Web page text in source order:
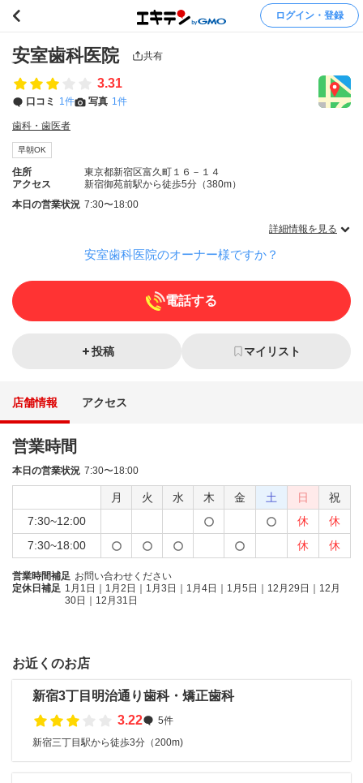
ログイン・登録
安室歯科医院 共有
3.31
口コミ 1件 写真 1件
歯科・歯医者
早朝OK
住所
東京都新宿区富久町１６－１４
アクセス
新宿御苑前駅から徒歩5分（380m）
本日の営業状況 7:30〜18:00
詳細情報を見る
安室歯科医院のオーナー様ですか？
電話する
投稿 マイリスト
店舗情報 アクセス
営業時間
本日の営業状況 7:30〜18:00
月 火 水 木 金 土 日
祝
7:30~12:00
休
休
7:30~18:00
休 休
営業時間補足 お問い合わせください
定休日補足 1月1日｜1月2日｜1月3日｜1月4日｜1月5日｜12月29日｜12月
30日｜12月31日
お近くのお店
新宿3丁目明治通り歯科・矯正歯科
3.22
5件
新宿三丁目駅から徒歩3分（200m)